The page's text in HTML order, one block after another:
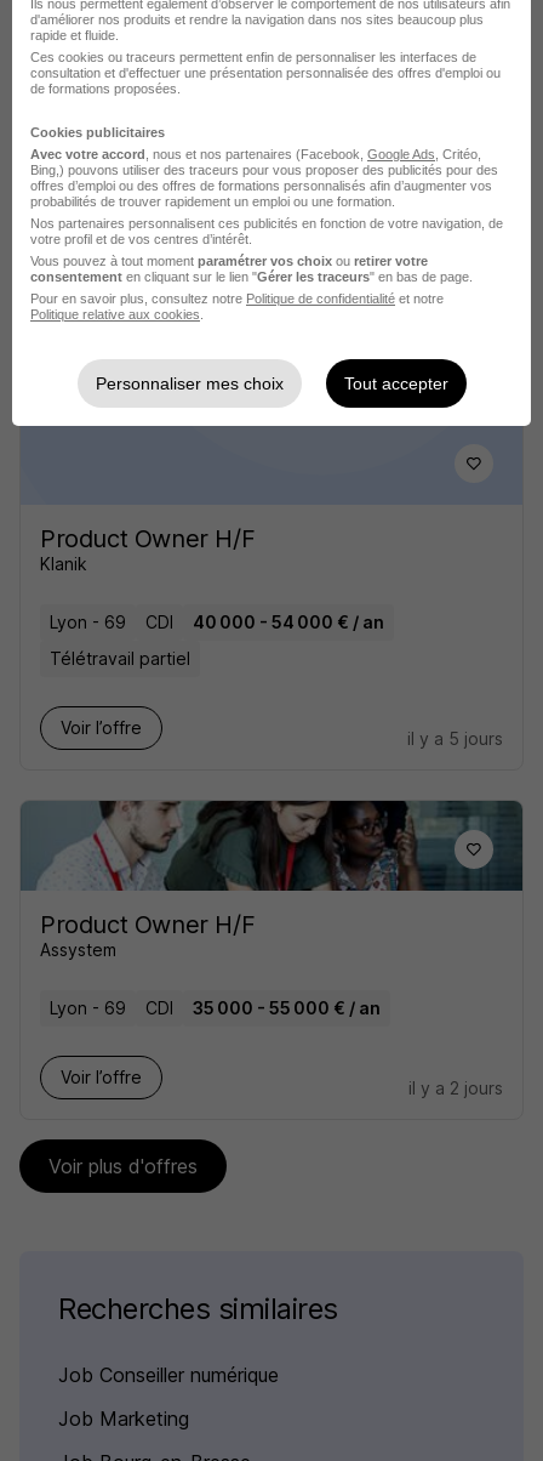
Chef de Projet Digital Workplace
Microsoft - Sccm - Intune H/F
Size Up Consulting
Lyon - 69 CDD
Product Owner H/F
Klanik
Lyon - 69 CDI
40 000 - 54 000 € / an
Télétravail partiel
Voir l’offre
il y a 5 jours
Product Owner H/F
Assystem
Lyon - 69 CDI 35 000 - 55 000 € / an
Voir l’offre
il y a 2 jours
Voir plus d'offres
Recherches similaires
Job Conseiller numérique
Job Marketing
Ils nous permettent également d’observer le comportement de nos utilisateurs afin
d'améliorer nos produits et rendre la navigation dans nos sites beaucoup plus
rapide et fluide.
Ces cookies ou traceurs permettent enfin de personnaliser les interfaces de
consultation et d'effectuer une présentation personnalisée des offres d'emploi ou
de formations proposées.
Cookies publicitaires
Avec votre accord , nous et nos partenaires (Facebook, Google Ads , Critéo,
Bing,) pouvons utiliser des traceurs pour vous proposer des publicités pour des
offres d’emploi ou des offres de formations personnalisés afin d’augmenter vos
probabilités de trouver rapidement un emploi ou une formation.
Nos partenaires personnalisent ces publicités en fonction de votre navigation, de
votre profil et de vos centres d’intérêt.
Vous pouvez à tout moment paramétrer vos choix ou retirer votre
consentement en cliquant sur le lien "Gérer les traceurs" en bas de page.
Pour en savoir plus, consultez notre Politique de confidentialité et notre
Politique relative aux cookies
Personnaliser mes choix Tout accepter